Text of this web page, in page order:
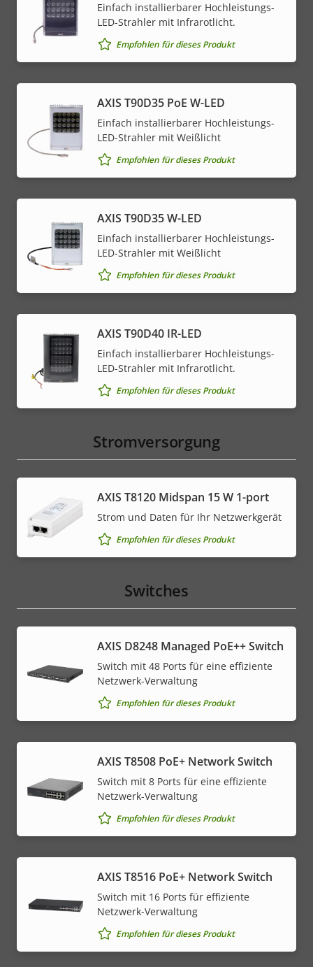
Einfach installierbarer Hochleistungs-
LED-Strahler mit Infrarotlicht.
Empfohlen für dieses Produkt
AXIS T90D35 PoE W-LED
Einfach installierbarer Hochleistungs-
LED-Strahler mit Weißlicht
Empfohlen für dieses Produkt
AXIS T90D35 W-LED
Einfach installierbarer Hochleistungs-
LED-Strahler mit Weißlicht
Empfohlen für dieses Produkt
AXIS T90D40 IR-LED
Einfach installierbarer Hochleistungs-
LED-Strahler mit Infrarotlicht.
Empfohlen für dieses Produkt
Stromversorgung
AXIS T8120 Midspan 15 W 1-port
Strom und Daten für Ihr Netzwerkgerät
Empfohlen für dieses Produkt
Switches
AXIS D8248 Managed PoE++ Switch
Switch mit 48 Ports für eine effiziente
Netzwerk-Verwaltung
Empfohlen für dieses Produkt
AXIS T8508 PoE+ Network Switch
Switch mit 8 Ports für eine effiziente
Netzwerk-Verwaltung
Empfohlen für dieses Produkt
AXIS T8516 PoE+ Network Switch
Switch mit 16 Ports für effiziente
Netzwerk-Verwaltung
Empfohlen für dieses Produkt